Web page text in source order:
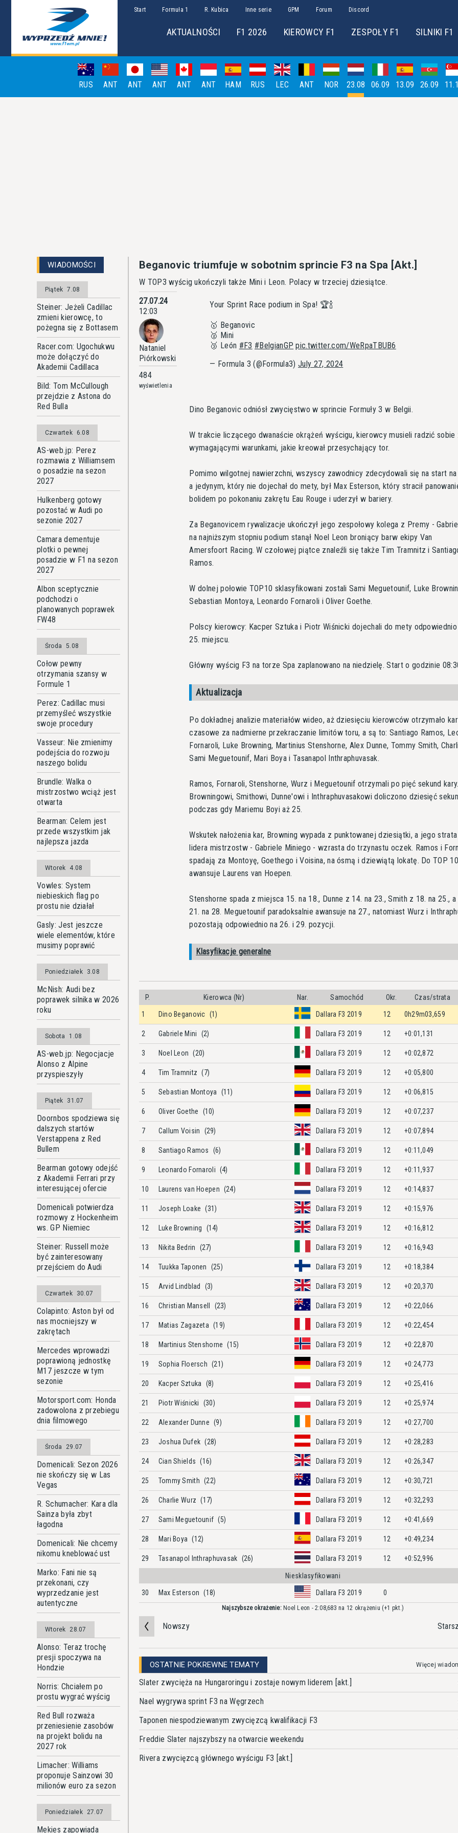
Start Formuła 1 R. Kubica Inne serie GPM Forum Discord
AKTUALNOŚCI F1 2026 KIEROWCY F1 ZESPOŁY F1 SILNIKI F1
RUS ANT ANT ANT ANT ANT HAM RUS LEC ANT NOR 23.08 06.09 13.09 26.09
WIADOMOŚCI
Piątek 7.08
Steiner: Jeżeli Cadillac
zmieni kierowcę, to
pożegna się z Bottasem
Racer.com: Ugochukwu
może dołączyć do
Akademii Cadillaca
Bild: Tom McCullough
przejdzie z Astona do
Red Bulla
Czwartek 6.08
AS-web.jp: Perez
rozmawia z Williamsem
o posadzie na sezon
2027
Hulkenberg gotowy
pozostać w Audi po
sezonie 2027
Camara dementuje
plotki o pewnej
posadzie w F1 na sezon
2027
Albon sceptycznie
podchodzi o
planowanych poprawek
FW48
Środa 5.08
Cołow pewny
otrzymania szansy w
Formule 1
Perez: Cadillac musi
przemyśleć wszystkie
swoje procedury
Vasseur: Nie zmienimy
podejścia do rozwoju
naszego bolidu
Brundle: Walka o
mistrzostwo wciąż jest
otwarta
Bearman: Celem jest
przede wszystkim jak
najlepsza jazda
Wtorek 4.08
Vowles: System
niebieskich flag po
prostu nie działał
Gasly: Jest jeszcze
wiele elementów, które
musimy poprawić
Poniedziałek 3.08
McNish: Audi bez
poprawek silnika w 2026
roku
Sobota 1.08
AS-web.jp: Negocjacje
Alonso z Alpine
przyspieszyły
Piątek 31.07
Doornbos spodziewa się
dalszych startów
Verstappena z Red
Bullem
Bearman gotowy odejść
z Akademii Ferrari przy
interesującej ofercie
Domenicali potwierdza
rozmowy z Hockenheim
ws. GP Niemiec
Steiner: Russell może
być zainteresowany
przejściem do Audi
Czwartek 30.07
Colapinto: Aston był od
nas mocniejszy w
zakrętach
Mercedes wprowadzi
poprawioną jednostkę
M17 jeszcze w tym
sezonie
Motorsport.com: Honda
zadowolona z przebiegu
dnia filmowego
Środa 29.07
Domenicali: Sezon 2026
nie skończy się w Las
Vegas
R. Schumacher: Kara dla
Sainza była zbyt
łagodna
Domenicali: Nie chcemy
nikomu kneblować ust
Marko: Fani nie są
przekonani, czy
wyprzedzanie jest
autentyczne
Wtorek 28.07
Alonso: Teraz trochę
presji spoczywa na
Hondzie
Norris: Chciałem po
prostu wygrać wyścig
Red Bull rozważa
przeniesienie zasobów
na projekt bolidu na
2027 rok
Limacher: Williams
proponuje Sainzowi 30
milionów euro za sezon
Poniedziałek 27.07
Mekies zapowiada
Beganovic triumfuje w sobotnim sprincie F3 na Spa [Akt.]
W TOP3 wyścig ukończyli także Mini i Leon. Polacy w trzeciej dziesiątce.
27.07.24
12:03
Nataniel
Piórkowski
484
wyświetlenia
Your Sprint Race podium in Spa! 🏆🍾
🥇 Beganovic
🥈 Mini
🥉 León #F3 #BelgianGP pic.twitter.com/WeRpaTBUB6
— Formula 3 (@Formula3)July 27, 2024
Dino Beganovic odniósł zwycięstwo w sprincie Formuły 3 w Belgii.
W trakcie liczącego dwanaście okrążeń wyścigu, kierowcy musieli radzić sobie
wymagającymi warunkami, jakie kreował przesychający tor.
Pomimo wilgotnej nawierzchni, wszyscy zawodnicy zdecydowali się na start
a jedynym, który nie dojechał do mety, był Max Esterson, który stracił
bolidem po pokonaniu zakrętu Eau Rouge i uderzył w bariery.
Za Beganovicem rywalizacje ukończył jego zespołowy kolega z Premy -
na najniższym stopniu podium stanął Noel Leon broniący barw ekipy Van
Amersfoort Racing. W czołowej piątce znaleźli się także Tim Tramnitz i
Ramos.
W dolnej połowie TOP10 sklasyfikowani zostali Sami Meguetounif, Luke
Sebastian Montoya, Leonardo Fornaroli i Oliver Goethe.
Polscy kierowcy: Kacper Sztuka i Piotr Wiśnicki dojechali do mety odpowiednio
25. miejscu.
Główny wyścig F3 na torze Spa zaplanowano na niedzielę. Start o godzinie
Aktualizacja
Po dokładnej analizie materiałów wideo, aż dziesięciu kierowców otrzymało
czasowe za nadmierne przekraczanie limitów toru, a są to: Santiago Ramos,
Fornaroli, Luke Browning, Martinius Stenshorne, Alex Dunne, Tommy Smith,
Sami Meguetounif, Mari Boya i Tasanapol Inthraphuvasak.
Ramos, Fornaroli, Stenshorne, Wurz i Meguetounif otrzymali po pięć sekund kary.
Browningowi, Smithowi, Dunne'owi i Inthraphuvasakowi doliczono dziesięć
podczas gdy Mariemu Boyi aż 25.
Wskutek nałożenia kar, Browning wypada z punktowanej dziesiątki, a jego
lidera mistrzostw - Gabriele Miniego - wzrasta do trzynastu oczek. Ramos i
spadają za Montoyę, Goethego i Voisina, na ósmą i dziewiątą lokatę. Do TOP 10
awansuje Laurens van Hoepen.
Stenshorne spada z miejsca 15. na 18., Dunne z 14. na 23., Smith z 18. na 25., a
21. na 28. Meguetounif paradoksalnie awansuje na 27., natomiast Wurz i
pozostają odpowiednio na 26. i 29. pozycji.
Klasyfikacje generalne
P. Kierowca (Nr) Nar. Samochód Okr. Czas/strata
1 Dino Beganovic (1) Dallara F3 2019 12 0h29m03,659
2 Gabriele Mini (2) Dallara F3 2019 12 +0:01,131
3 Noel Leon (20) Dallara F3 2019 12 +0:02,872
4 Tim Tramnitz (7) Dallara F3 2019 12 +0:05,800
5 Sebastian Montoya (11) Dallara F3 2019 12 +0:06,815
6 Oliver Goethe (10) Dallara F3 2019 12 +0:07,237
7 Callum Voisin (29) Dallara F3 2019 12 +0:07,894
8 Santiago Ramos (6) Dallara F3 2019 12 +0:11,049
9 Leonardo Fornaroli (4) Dallara F3 2019 12 +0:11,937
10 Laurens van Hoepen (24) Dallara F3 2019 12 +0:14,837
11 Joseph Loake (31) Dallara F3 2019 12 +0:15,976
12 Luke Browning (14) Dallara F3 2019 12 +0:16,812
13 Nikita Bedrin (27) Dallara F3 2019 12 +0:16,943
14 Tuukka Taponen (25) Dallara F3 2019 12 +0:18,384
15 Arvid Lindblad (3) Dallara F3 2019 12 +0:20,370
16 Christian Mansell (23) Dallara F3 2019 12 +0:22,066
17 Matias Zagazeta (19) Dallara F3 2019 12 +0:22,454
18 Martinius Stenshorne (15) Dallara F3 2019 12 +0:22,870
19 Sophia Floersch (21) Dallara F3 2019 12 +0:24,773
20 Kacper Sztuka (8) Dallara F3 2019 12 +0:25,416
21 Piotr Wiśnicki (30) Dallara F3 2019 12 +0:25,974
22 Alexander Dunne (9) Dallara F3 2019 12 +0:27,700
23 Joshua Dufek (28) Dallara F3 2019 12 +0:28,283
24 Cian Shields (16) Dallara F3 2019 12 +0:26,347
25 Tommy Smith (22) Dallara F3 2019 12 +0:30,721
26 Charlie Wurz (17) Dallara F3 2019 12 +0:32,293
27 Sami Meguetounif (5) Dallara F3 2019 12 +0:41,669
28 Mari Boya (12) Dallara F3 2019 12 +0:49,234
29 Tasanapol Inthraphuvasak (26) Dallara F3 2019 12 +0:52,996
Niesklasyfikowani
30 Max Esterson (18) Dallara F3 2019 0
Najszybsze okrażenie:Noel Leon - 2:08,683 na 12 okrążeniu (+1 pkt.)
Nowszy
OSTATNIE POKREWNE TEMATY Więcej
Slater zwycięża na Hungaroringu i zostaje nowym liderem [akt.]
Nael wygrywa sprint F3 na Węgrzech
Taponen niespodziewanym zwycięzcą kwalifikacji F3
Freddie Slater najszybszy na otwarcie weekendu
Rivera zwycięzcą głównego wyścigu F3 [akt.]